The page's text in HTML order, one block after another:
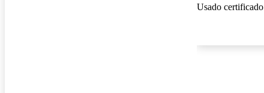
Usado certificado